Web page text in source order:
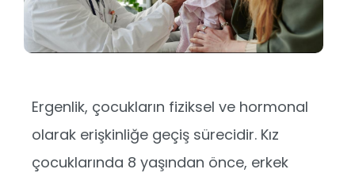
Ergenlik, çocukların fiziksel ve hormonal
olarak erişkinliğe geçiş sürecidir. Kız
çocuklarında 8 yaşından önce, erkek